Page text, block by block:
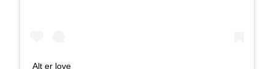
Alt er love